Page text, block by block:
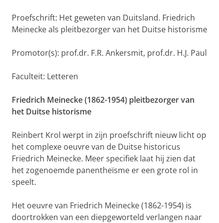
Proefschrift: Het geweten van Duitsland. Friedrich
Meinecke als pleitbezorger van het Duitse historisme
Promotor(s): prof.dr. F.R. Ankersmit, prof.dr. H.J. Paul
Faculteit: Letteren
Friedrich Meinecke (1862-1954) pleitbezorger van
het Duitse historisme
Reinbert Krol werpt in zijn proefschrift nieuw licht op
het complexe oeuvre van de Duitse historicus
Friedrich Meinecke. Meer specifiek laat hij zien dat
het zogenoemde panentheïsme er een grote rol in
speelt.
Het oeuvre van Friedrich Meinecke (1862-1954) is
doortrokken van een diepgeworteld verlangen naar